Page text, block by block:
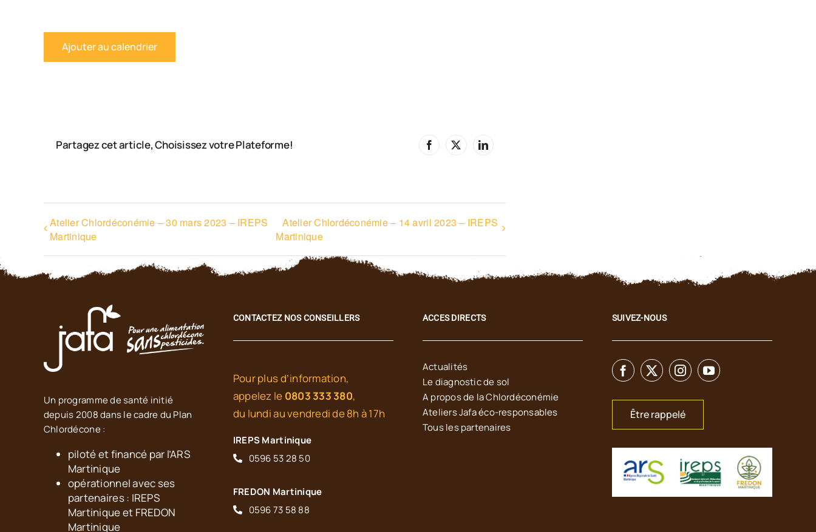
Ajouter au calendrier
Partagez cet article, Choisissez votre Plateforme! Facebook
X LinkedIn
Atelier Chlordéconémie – 30 mars 2023 – IREPS
Martinique
Atelier Chlordéconémie – 14 avril 2023 – IREPS
Martinique
Un programme de santé initié
depuis 2008 dans le cadre du Plan
Chlordécone :
piloté et financé par l’ARS
Martinique
opérationnel avec ses
partenaires : IREPS
Martinique et FREDON
Martinique
CONTACTEZ NOS CONSEILLERS
Pour plus d’information,
appelez le 0803 333 380,
du lundi au vendredi de 8h à 17h
IREPS Martinique
0596 53 28 50
FREDON Martinique
0596 73 58 88
ACCES DIRECTS
Actualités
Le diagnostic de sol
A propos de la Chlordéconémie
Ateliers Jafa éco-responsables
Tous les partenaires
SUIVEZ-NOUS
Être rappelé